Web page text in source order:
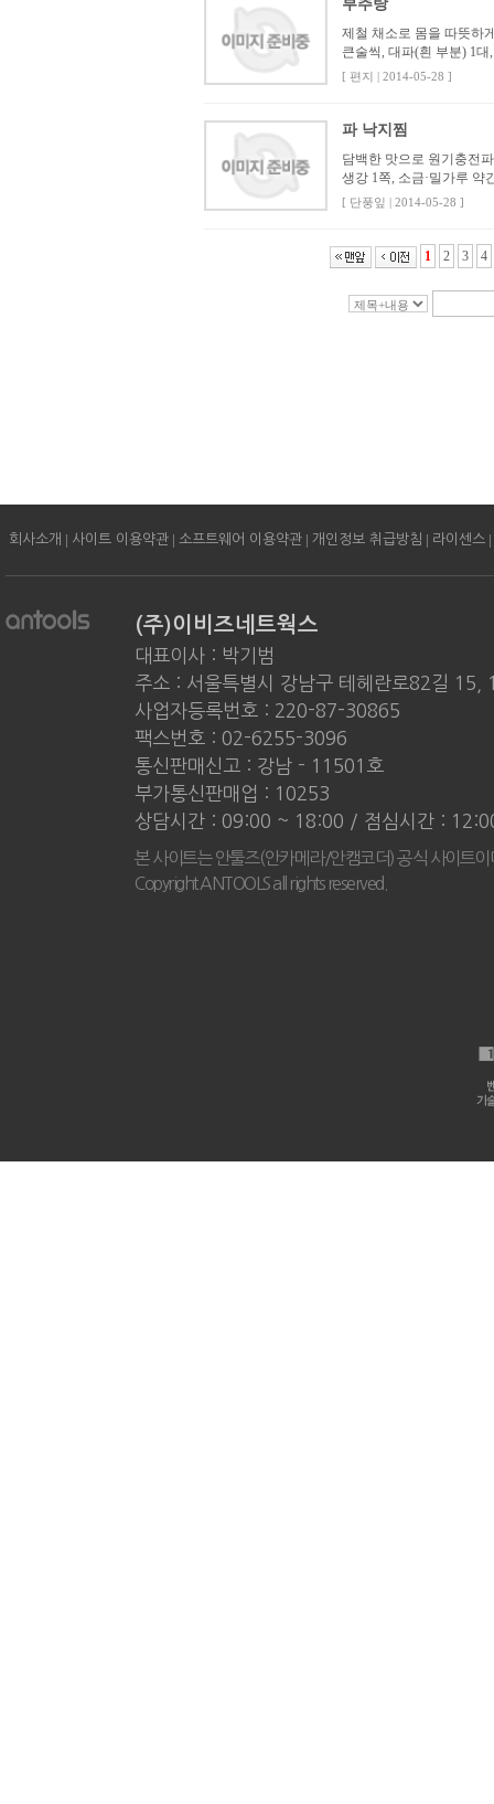
부추탕
제철 채소로 몸을 따뜻하
큰술씩, 대파(흰 부분) 1
[ 편지 | 2014-05-28 ]
파 낙지찜
담백한 맛으로 원기충전
생강 1쪽, 소금·밀가루 약
[ 단풍잎 | 2014-05-28 ]
1 2 3 4
회사소개 | 사이트 이용약관 | 소프트웨어 이용약관 | 개인정보 취급방침 | 라이센스 |
(주)이비즈네트웍스
대표이사 : 박기범
주소 : 서울특별시 강남구 테헤란로82길 15,
사업자등록번호 : 220-87-30865
팩스번호 : 02-6255-3096
통신판매신고 : 강남 - 11501호
부가통신판매업 : 10253
상담시간 : 09:00 ~ 18:00 / 점심시간 :
본 사이트는 안툴즈(안카메라/안캠코더) 공식 사이트
Copyright ANTOOLS all rights reserved.